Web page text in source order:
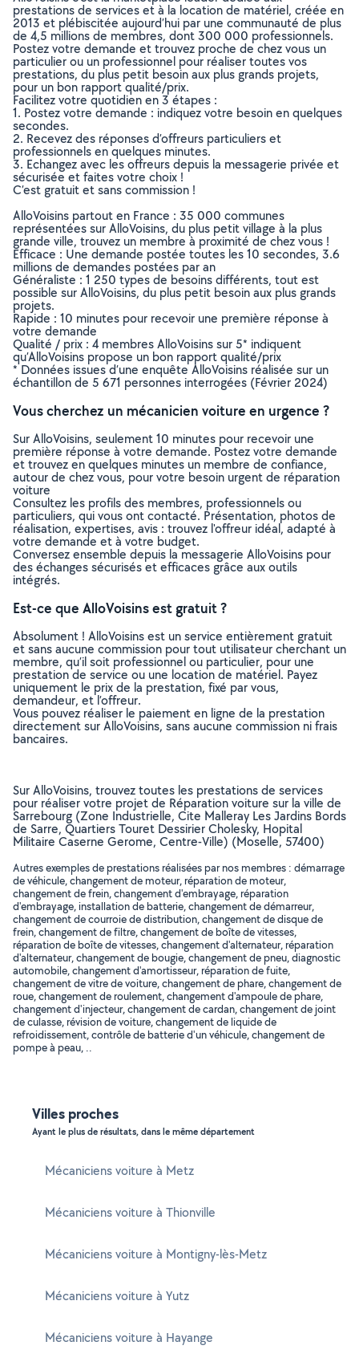
prestations de services et à la location de matériel, créée en
2013 et plébiscitée aujourd’hui par une communauté de plus
de 4,5 millions de membres, dont 300 000 professionnels.
Postez votre demande et trouvez proche de chez vous un
particulier ou un professionnel pour réaliser toutes vos
prestations, du plus petit besoin aux plus grands projets,
pour un bon rapport qualité/prix.
Facilitez votre quotidien en 3 étapes :
1. Postez votre demande : indiquez votre besoin en quelques
secondes.
2. Recevez des réponses d’offreurs particuliers et
professionnels en quelques minutes.
3. Echangez avec les offreurs depuis la messagerie privée et
sécurisée et faites votre choix !
C’est gratuit et sans commission !
AlloVoisins partout en France : 35 000 communes
représentées sur AlloVoisins, du plus petit village à la plus
grande ville, trouvez un membre à proximité de chez vous !
Efficace : Une demande postée toutes les 10 secondes, 3.6
millions de demandes postées par an
Généraliste : 1 250 types de besoins différents, tout est
possible sur AlloVoisins, du plus petit besoin aux plus grands
projets.
Rapide : 10 minutes pour recevoir une première réponse à
votre demande
Qualité / prix : 4 membres AlloVoisins sur 5* indiquent
qu’AlloVoisins propose un bon rapport qualité/prix
* Données issues d’une enquête AlloVoisins réalisée sur un
échantillon de 5 671 personnes interrogées (Février 2024)
Vous cherchez un mécanicien voiture en urgence ?
Sur AlloVoisins, seulement 10 minutes pour recevoir une
première réponse à votre demande. Postez votre demande
et trouvez en quelques minutes un membre de confiance,
autour de chez vous, pour votre besoin urgent de réparation
voiture
Consultez les profils des membres, professionnels ou
particuliers, qui vous ont contacté. Présentation, photos de
réalisation, expertises, avis : trouvez l'offreur idéal, adapté à
votre demande et à votre budget.
Conversez ensemble depuis la messagerie AlloVoisins pour
des échanges sécurisés et efficaces grâce aux outils
intégrés.
Est-ce que AlloVoisins est gratuit ?
Absolument ! AlloVoisins est un service entièrement gratuit
et sans aucune commission pour tout utilisateur cherchant un
membre, qu’il soit professionnel ou particulier, pour une
prestation de service ou une location de matériel. Payez
uniquement le prix de la prestation, fixé par vous,
demandeur, et l’offreur.
Vous pouvez réaliser le paiement en ligne de la prestation
directement sur AlloVoisins, sans aucune commission ni frais
bancaires.
Sur AlloVoisins, trouvez toutes les prestations de services
pour réaliser votre projet de Réparation voiture sur la ville de
Sarrebourg (Zone Industrielle, Cite Malleray Les Jardins Bords
de Sarre, Quartiers Touret Dessirier Cholesky, Hopital
Militaire Caserne Gerome, Centre-Ville) (Moselle, 57400)
Autres exemples de prestations réalisées par nos membres : démarrage
de véhicule, changement de moteur, réparation de moteur,
changement de frein, changement d'embrayage, réparation
d'embrayage, installation de batterie, changement de démarreur,
changement de courroie de distribution, changement de disque de
frein, changement de filtre, changement de boîte de vitesses,
réparation de boîte de vitesses, changement d'alternateur, réparation
d'alternateur, changement de bougie, changement de pneu, diagnostic
automobile, changement d'amortisseur, réparation de fuite,
changement de vitre de voiture, changement de phare, changement de
roue, changement de roulement, changement d'ampoule de phare,
changement d'injecteur, changement de cardan, changement de joint
de culasse, révision de voiture, changement de liquide de
refroidissement, contrôle de batterie d'un véhicule, changement de
pompe à peau, ..
Villes proches
Ayant le plus de résultats, dans le même département
Mécaniciens voiture à Metz
Mécaniciens voiture à Thionville
Mécaniciens voiture à Montigny-lès-Metz
Mécaniciens voiture à Yutz
Mécaniciens voiture à Hayange